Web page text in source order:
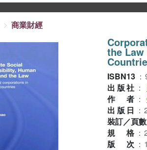
商業財經
the
ISBN13 ：
出版社 ：
作者 ：
出版日 ：
裝訂／頁數
規格 ：
版次 ： 1